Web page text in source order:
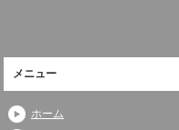
メニュー
ホーム